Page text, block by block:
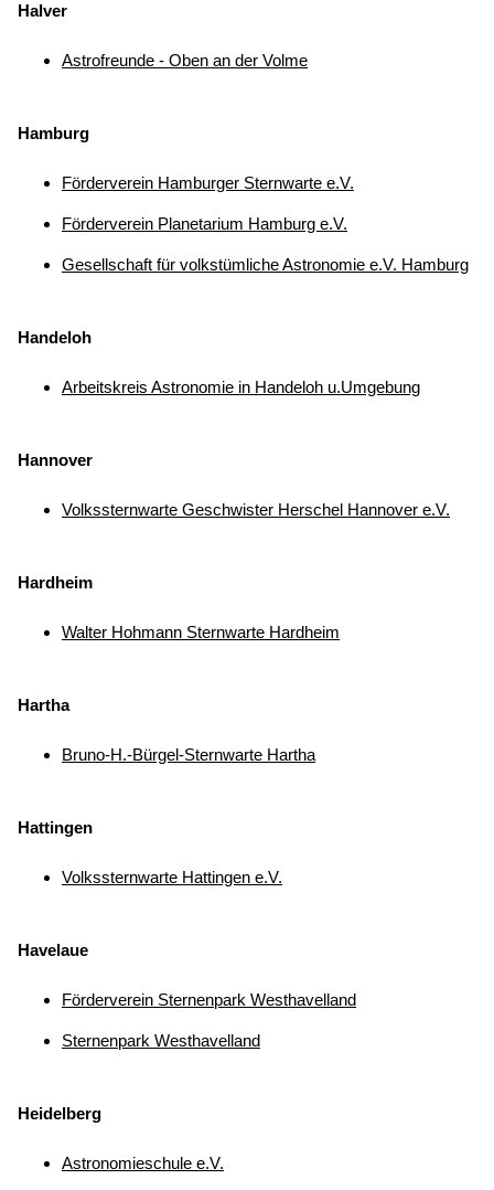
Halver
Astrofreunde - Oben an der Volme
Hamburg
Förderverein Hamburger Sternwarte e.V.
Förderverein Planetarium Hamburg e.V.
Gesellschaft für volkstümliche Astronomie e.V. Hamburg
Handeloh
Arbeitskreis Astronomie in Handeloh u.Umgebung
Hannover
Volkssternwarte Geschwister Herschel Hannover e.V.
Hardheim
Walter Hohmann Sternwarte Hardheim
Hartha
Bruno-H.-Bürgel-Sternwarte Hartha
Hattingen
Volkssternwarte Hattingen e.V.
Havelaue
Förderverein Sternenpark Westhavelland
Sternenpark Westhavelland
Heidelberg
Astronomieschule e.V.